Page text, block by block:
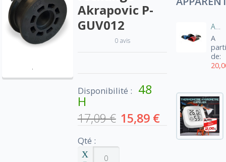
Akrapovic P-
GUV012
0 avis
Disponibilité : 48
H
17,09 € 15,89 €
Qté :
Aération manche blouson moto
A
de: